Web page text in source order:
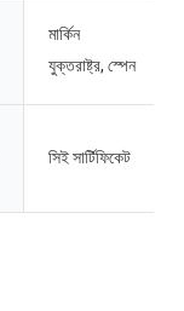
মার্কিন
যুক্তরাষ্ট্র, স্পেন
সিই সার্টিফিকেট